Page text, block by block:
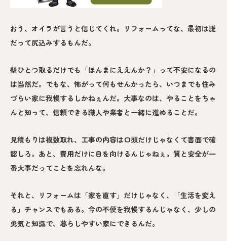
おう、オイラが言うと信じてくれ。リフォームってな、最初は誰
だって尻込みするもんだ。
壁ひとつ取るだけでも「ほんまにええんか？」って不安になるの
は当然だ。でもな、怖がって何もせんかったら、いつまでも住み
づらい家に我慢するしかねぇんだ。大事なのは、やることをちゃ
んと知って、信頼できる職人や業者と一緒に進めることだ。
見積もりは複数取れ、工事の内容は口頭だけじゃなくて書面で確
認しろ。あと、費用だけに目を向けるんじゃねぇ。質と安全が一
番大事だってことを忘れんな。
それと、リフォームは「家を直す」だけじゃなく、「生活を変え
る」チャンスでもある。今の不便を我慢するんじゃなく、少しの
勇気と知識で、暮らしやすい家にできるんだ。